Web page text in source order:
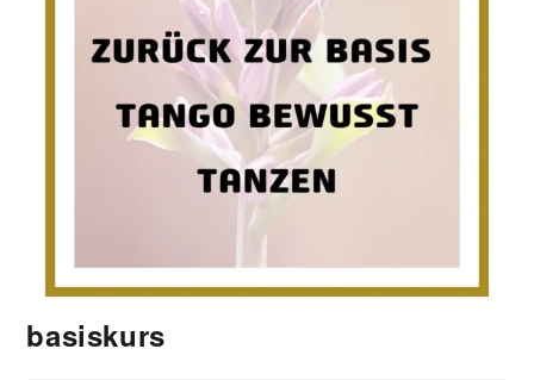
basiskurs